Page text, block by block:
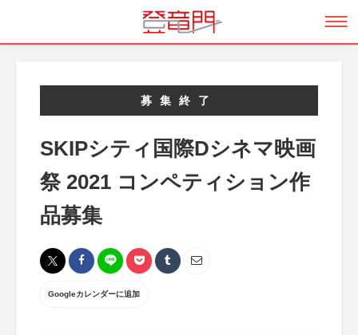
募集終了
SKIPシティ国際Dシネマ映画
祭 2021 コンペティション作
品募集
Googleカレンダーに追加